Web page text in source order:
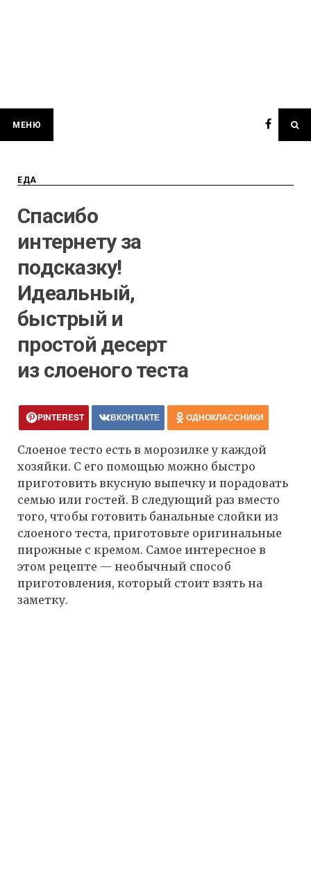
МЕНЮ
ЕДА
Спасибо
интернету за
подсказку!
Идеальный,
быстрый и
простой десерт
из слоеного теста
PINTEREST ВКОНТАКТЕ ОДНОКЛАССНИКИ
Слоеное тесто есть в морозилке у каждой
хозяйки. С его помощью можно быстро
приготовить вкусную выпечку и порадовать
семью или гостей. В следующий раз вместо
того, чтобы готовить банальные слойки из
слоеного теста, приготовьте оригинальные
пирожные с кремом. Самое интересное в
этом рецепте — необычный способ
приготовления, который стоит взять на
заметку.